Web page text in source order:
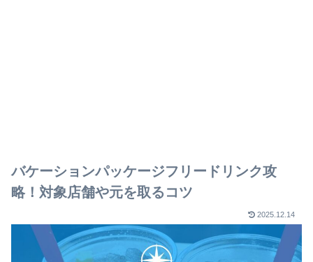
バケーションパッケージフリードリンク攻
略！対象店舗や元を取るコツ
2025.12.14